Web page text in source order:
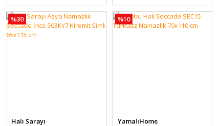
%30
Halı Sarayı
%10
YamalıHome